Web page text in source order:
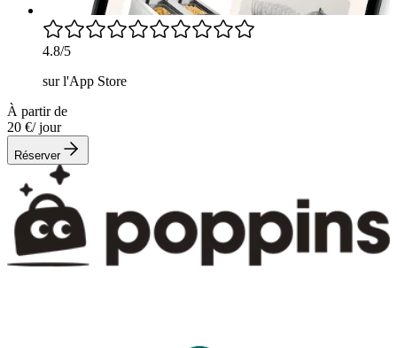
4.8/5
sur l'App Store
À partir de
20 €/ jour
Réserver